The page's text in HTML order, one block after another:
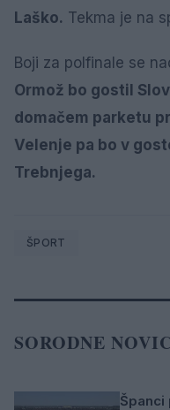
Laško. Tekma je na
Boji za polfinale se
Ormož bo gostil
domačem parketu
Velenje pa bo v
Trebnjega.
ŠPORT
SORODNE
Španci